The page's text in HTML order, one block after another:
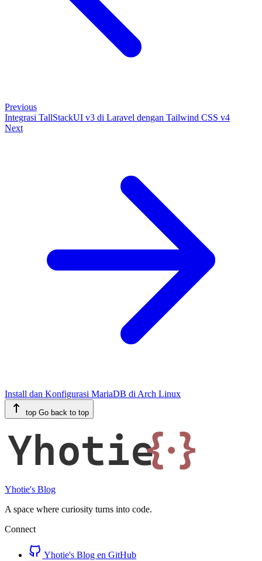
Previous
Integrasi TallStackUI v3 di Laravel dengan Tailwind CSS v4
Next
Install dan Konfigurasi MariaDB di Arch Linux
top Go back to top
Yhotie{·}
Yhotie's Blog
A space where curiosity turns into code.
Connect
Yhotie's Blog en GitHub